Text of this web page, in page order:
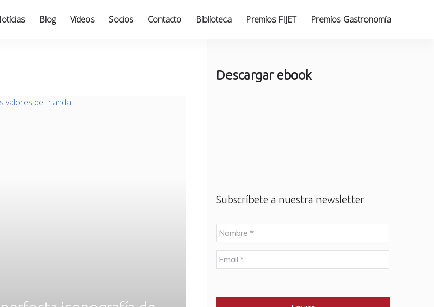
Blog Vídeos Socios Contacto Biblioteca Premios FIJET Premios Gastronomía
Descargar ebook
Subscríbete a nuestra newsletter
N
o
m
b
r
E
m
l